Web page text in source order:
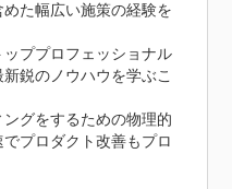
た幅広い施策の経験を
ッププロフェッショナル
鋭のノウハウを学ぶこ
ングをするための物理的
プロダクト改善もプロ